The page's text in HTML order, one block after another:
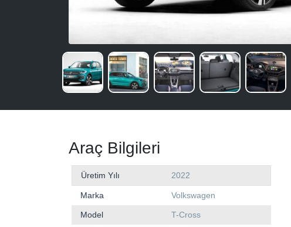
Araç Bilgileri
Üretim Yılı 2022
Marka Volkswagen
Model T-Cross